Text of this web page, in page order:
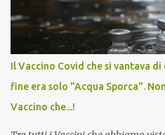
sviluppato in tempi record, con
larga scala, ancora oggetto di
internazionale serve solo una
anche a persone sane, giovani,
serve una prescrizione. Non c’è
L’unico atto richiesto è una fi...
Il Vaccino Covid che si vantava di
fine era solo "Acqua Sporca".
Vaccino che...!